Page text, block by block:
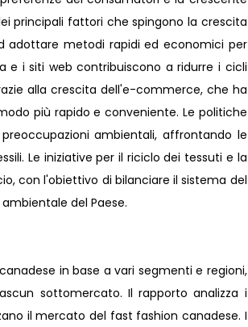
principali fattori che spingono la crescita
adottare metodi rapidi ed economici per
e i siti web contribuiscono a ridurre i cicli
alla crescita dell'e-commerce, che ha
più rapido e conveniente. Le politiche
ambientali, affrontando le
Le iniziative per il riciclo dei tessuti e la
con l'obiettivo di bilanciare il sistema del
del Paese.
in base a vari segmenti e regioni,
sottomercato. Il rapporto analizza i
il mercato del fast fashion canadese. I